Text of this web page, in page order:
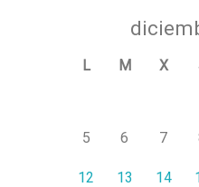
L M X
5 6 7
12 13 14